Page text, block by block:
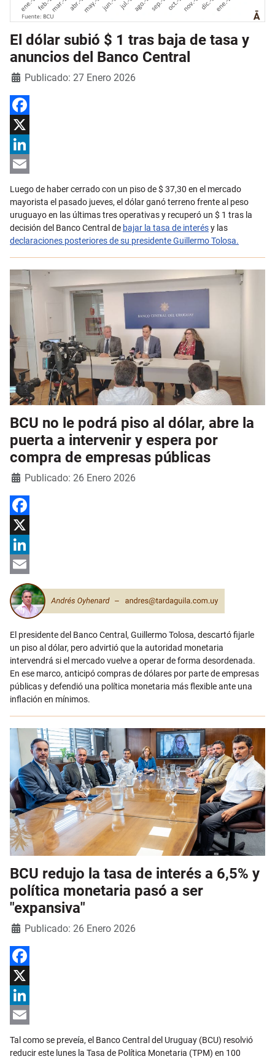
El dólar subió $ 1 tras baja de tasa y
anuncios del Banco Central
Detalles
Publicado: 27 Enero 2026
Facebook
X
LinkedIn
Luego de haber cerrado con un piso de $ 37,30 en el mercado
mayorista el pasado jueves, el dólar ganó terreno frente al peso
uruguayo en las últimas tres operativas y recuperó un $ 1 tras la
decisión del Banco Central de bajar la tasa de interésy las
declaraciones posteriores de su presidente Guillermo Tolosa.
BCU no le podrá piso al dólar, abre la
puerta a intervenir y espera por
compra de empresas públicas
Detalles
Publicado: 26 Enero 2026
Facebook
X
LinkedIn
Email
El presidente del Banco Central, Guillermo Tolosa, descartó fijarle
un piso al dólar, pero advirtió que la autoridad monetaria
intervendrá si el mercado vuelve a operar de forma desordenada.
En ese marco, anticipó compras de dólares por parte de empresas
públicas y defendió una política monetaria más flexible ante una
inflación en mínimos.
BCU redujo la tasa de interés a 6,5% y
política monetaria pasó a ser
"expansiva"
Detalles
Publicado: 26 Enero 2026
Facebook
X
LinkedIn
Email
Tal como se preveía, el Banco Central del Uruguay (BCU) resolvió
reducir este lunes la Tasa de Política Monetaria (TPM) en 100